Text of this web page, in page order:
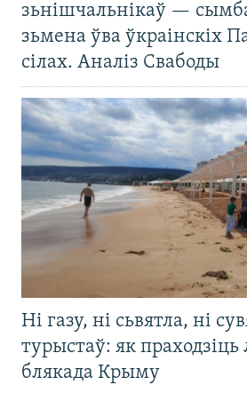
зьнішчальнікаў —
зьмена ўва ўкраінскіх
сілах. Аналіз Свабоды
Ні газу, ні сьвятла, ні
турыстаў: як праходзіць
блякада Крыму